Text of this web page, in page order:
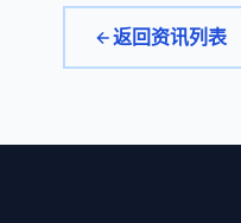
返回资讯列表